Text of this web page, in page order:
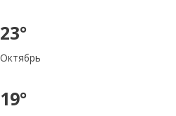
23°
Октябрь
19°